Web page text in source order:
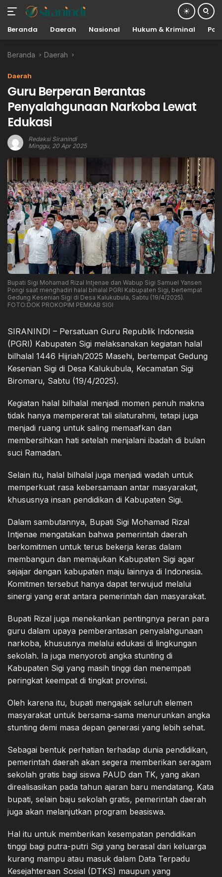
Beranda Daerah Nasional Hukum & Kriminal
Beranda Daerah
Daerah
Guru Berperan Berantas
Penyalahgunaan Narkoba Lewat
Edukasi
Redaksi Siranindi
Minggu, 20 Apr 2025
Bupati Sigi Mohamad Rizal Intjenae dan Wabup Sigi Samuel Yansen
Pongi saat menghadiri halal bihalal PGRI Kabupaten Sigi, bertempat
Gedung Kesenian Sigi di Desa Kalukubula, Sabtu (19/4/2025).
FOTO:DOK PROKOPIM PEMKAB SIGI
SIRANINDI – Persatuan Guru Republik Indonesia
(PGRI) Kabupaten Sigi melaksanakan kegiatan halal
bilhalal 1446 Hijriah/2025 Masehi, bertempat Gedung
Kesenian Sigi di Desa Kalukubula, Kecamatan Sigi
Biromaru, Sabtu (19/4/2025).
Kegiatan halal bilhalal menjadi momen penuh makna
tidak hanya mempererat tali silaturahmi, tetapi juga
menjadi ruang untuk saling memaafkan dan
membersihkan hati setelah menjalani ibadah di bulan
suci Ramadan.
Selain itu, halal bilhalal juga menjadi wadah untuk
memperkuat rasa kebersamaan antar masyarakat,
khususnya insan pendidikan di Kabupaten Sigi.
Dalam sambutannya, Bupati Sigi Mohamad Rizal
Intjenae mengatakan bahwa pemerintah daerah
berkomitmen untuk terus bekerja keras dalam
membangun dan memajukan Kabupaten Sigi agar
sejajar dengan kabupaten maju lainnya di Indonesia.
Komitmen tersebut hanya dapat terwujud melalui
sinergi yang erat antara pemerintah dan masyarakat.
Bupati Rizal juga menekankan pentingnya peran para
guru dalam upaya pemberantasan penyalahgunaan
narkoba, khususnya melalui edukasi di lingkungan
sekolah. Ia juga menyoroti angka stunting di
Kabupaten Sigi yang masih tinggi dan menempati
peringkat keempat di tingkat provinsi.
Oleh karena itu, bupati mengajak seluruh elemen
masyarakat untuk bersama-sama menurunkan angka
stunting demi masa depan generasi yang lebih sehat.
Sebagai bentuk perhatian terhadap dunia pendidikan,
pemerintah daerah akan segera memberikan seragam
sekolah gratis bagi siswa PAUD dan TK, yang akan
direalisasikan pada tahun ajaran baru mendatang. Kata
bupati, selain baju sekolah gratis, pemerintah daerah
juga akan melanjutkan program beasiswa.
Hal itu untuk memberikan kesempatan pendidikan
tinggi bagi putra-putri Sigi yang berasal dari keluarga
kurang mampu atau masuk dalam Data Terpadu
Kesejahteraan Sosial (DTKS) maupun yang